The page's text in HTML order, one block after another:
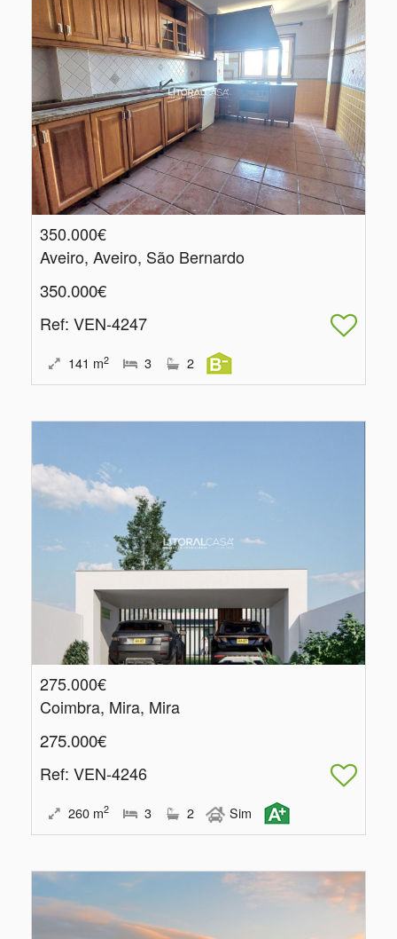
350.000€
Aveiro, Aveiro, São Bernardo
350.000€
Ref: VEN-4247
141 m2 3 2
275.000€
Coimbra, Mira, Mira
275.000€
Ref: VEN-4246
260 m2 3 2 Sim